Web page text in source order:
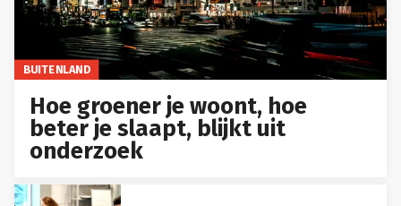
BUITENLAND
Hoe groener je woont, hoe
beter je slaapt, blijkt uit
onderzoek